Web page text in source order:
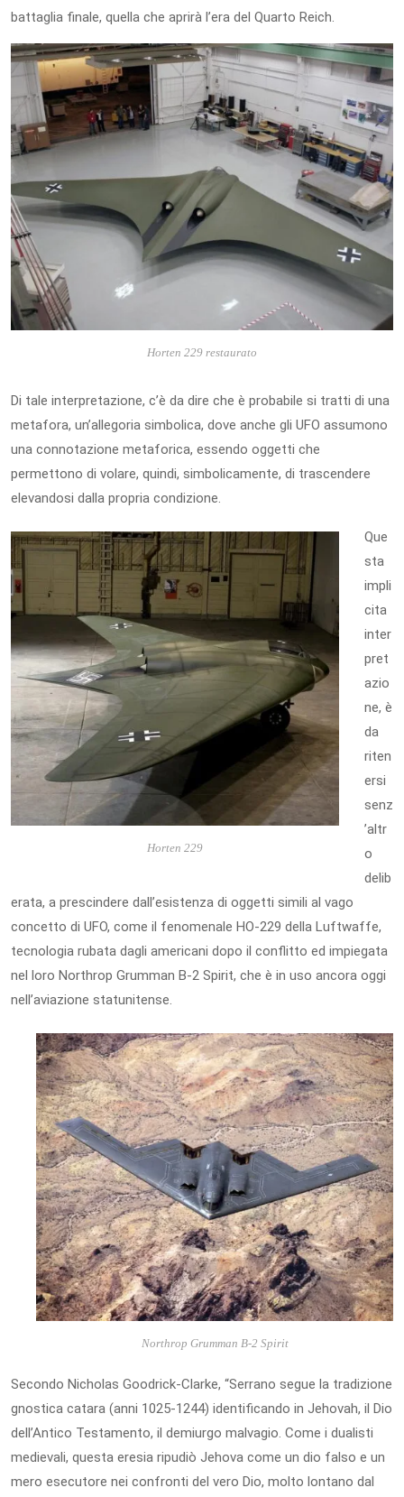
battaglia finale, quella che aprirà l’era del Quarto Reich.
Horten 229 restaurato
Di tale interpretazione, c’è da dire che è probabile si tratti di una
metafora, un’allegoria simbolica, dove anche gli UFO assumono
una connotazione metaforica, essendo oggetti che
permettono di volare, quindi, simbolicamente, di trascendere
elevandosi dalla propria condizione.
Horten 229
Que
sta
impli
cita
inter
pret
azio
ne, è
da
riten
ersi
senz
’altr
o
delib
erata, a prescindere dall’esistenza di oggetti simili al vago
concetto di UFO, come il fenomenale HO-229 della Luftwaffe,
tecnologia rubata dagli americani dopo il conflitto ed impiegata
nel loro Northrop Grumman B-2 Spirit, che è in uso ancora oggi
nell’aviazione statunitense.
Northrop Grumman B-2 Spirit
Secondo Nicholas Goodrick-Clarke, “Serrano segue la tradizione
gnostica catara (anni 1025-1244) identificando in Jehovah, il Dio
dell’Antico Testamento, il demiurgo malvagio. Come i dualisti
medievali, questa eresia ripudiò Jehova come un dio falso e un
mero esecutore nei confronti del vero Dio, molto lontano dal